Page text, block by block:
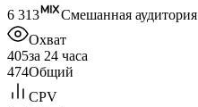
6 313
Смешанная аудитория
Охват
405за 24 часа
474Общий
CPV